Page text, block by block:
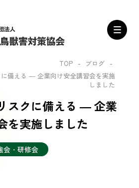
TOP
ブログ
備える ― 企業向け安全講習会を実施
しました
スクに備える ― 企業
を実施しました
会・研修会